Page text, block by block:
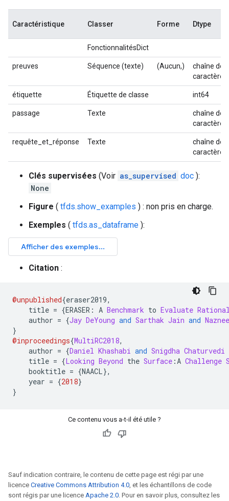
Caractéristique Classer Forme Dtype
FonctionnalitésDict
preuves Séquence (texte) (Aucun,)
chaîne de
caractères
étiquette Étiquette de classe int64
passage Texte
chaîne de
caractères
requête_et_réponse Texte
chaîne de
caractères
Clés supervisées (Voir as_supervised doc ):
None
Figure ( tfds.show_examples ) : non pris en charge.
Exemples ( tfds.as_dataframe ):
Citation :
@unpublished{eraser2019,
title = {ERASER : A Benchmark to Evaluate
author = {Jay DeYoung and Sarthak Jain and
}
@inproceedings{MultiRC2018,
author = {Daniel Khashabi and Snigdha Chaturvedi
title = {Looking Beyond the Surface :A Challenge
booktitle = {NAACL},
year = {2018}
}
Ce contenu vous a-t-il été utile ?
Sauf indication contraire, le contenu de cette page est régi par une
licence Creative Commons Attribution 4.0, et les échantillons de code
sont régis par une licence Apache 2.0. Pour en savoir plus, consultez les